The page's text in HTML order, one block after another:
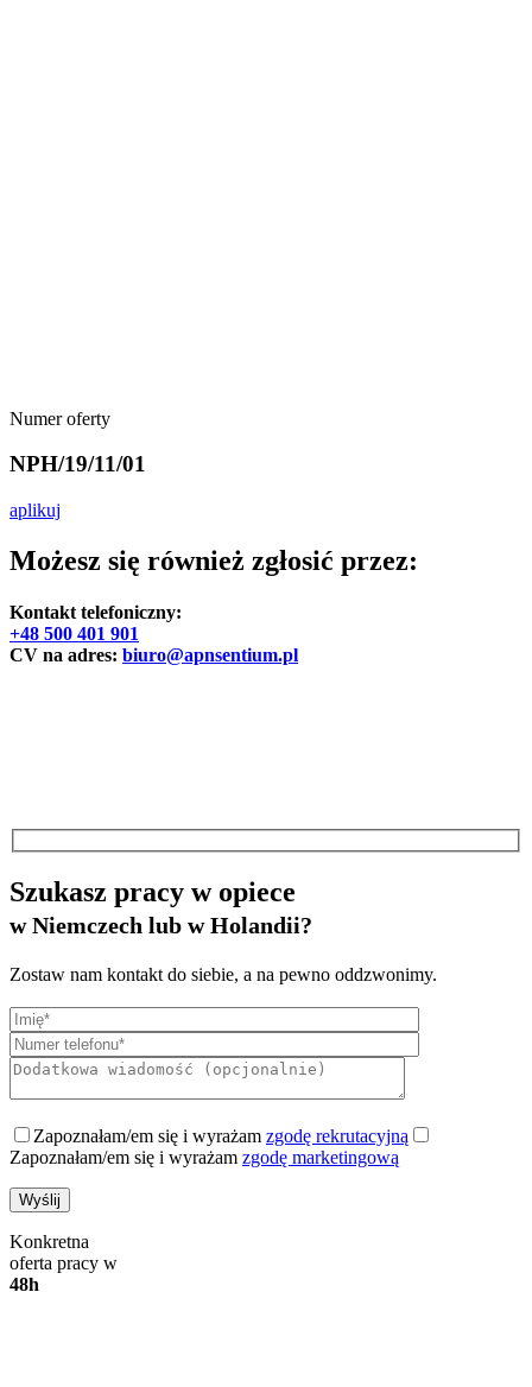
Numer oferty
NPH/19/11/01
aplikuj
Możesz się również zgłosić przez:
Kontakt telefoniczny:
+48 500 401 901
CV na adres: biuro@apnsentium.pl
Szukasz pracy w opiece
w Niemczech lub w Holandii?
Zostaw nam kontakt do siebie, a na pewno oddzwonimy.
Zapoznałam/em się i wyrażam zgodę rekrutacyjną
Zapoznałam/em się i wyrażam zgodę marketingową
Konkretna
oferta pracy w
48h